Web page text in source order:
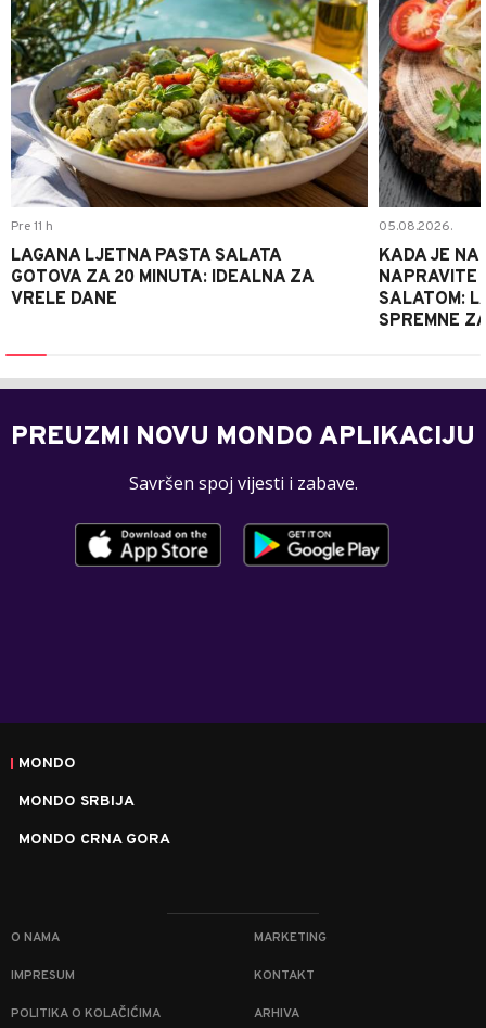
Pre 11 h
LAGANA LJETNA PASTA SALATA
GOTOVA ZA 20 MINUTA: IDEALNA ZA
VRELE DANE
05.08.2026.
KADA JE
NAPRAVITE
SALATOM:
SPREMNE
PREUZMI NOVU MONDO APLIKACIJU
Savršen spoj vijesti i zabave.
MONDO
MONDO SRBIJA
MONDO CRNA GORA
O NAMA MARKETING
IMPRESUM KONTAKT
POLITIKA O KOLAČIĆIMA ARHIVA